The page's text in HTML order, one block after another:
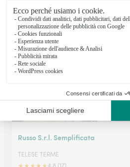
★ 4.8 (15)
Corso Umberto I 84
Vedi il negozio
Russo S.r.l. Semplificata
TELESE TERME
4.8 (17)